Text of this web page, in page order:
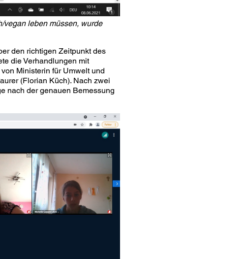
vegan leben müssen, wurde
den richtigen Zeitpunkt des
die Verhandlungen mit
Ministerin für Umwelt und
(Florian Küch). Nach zwei
nach der genauen Bemessung